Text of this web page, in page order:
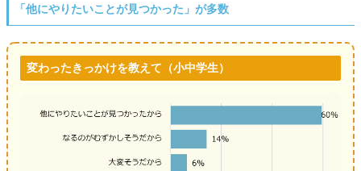
「他にやりたいことが見つかった」が多数
変わったきっかけを教えて（小中学生）